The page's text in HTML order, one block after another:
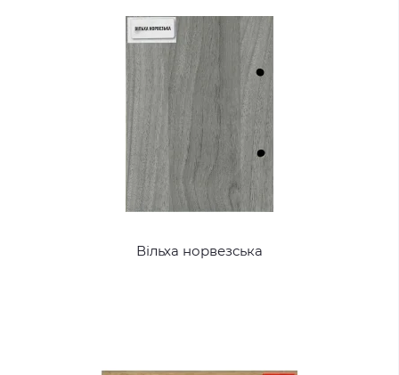
Вільха норвезська